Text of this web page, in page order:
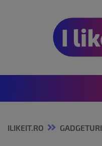
ILIKEIT.RO GADGETURI